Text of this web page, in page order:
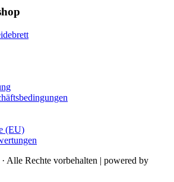
(EU)
Alle Rechte vorbehalten | powered by